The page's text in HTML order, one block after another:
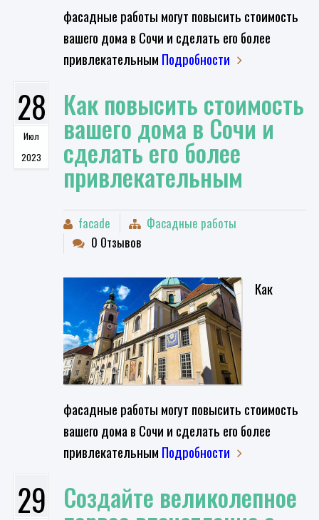
фасадные работы могут повысить стоимость
вашего дома в Сочи и сделать его более
привлекательным Подробности
28
Июл
2023
Как повысить стоимость
вашего дома в Сочи и
сделать его более
привлекательным
facade
Фасадные работы
0 Отзывов
Как
фасадные работы могут повысить стоимость
вашего дома в Сочи и сделать его более
привлекательным Подробности
29 Создайте великолепное